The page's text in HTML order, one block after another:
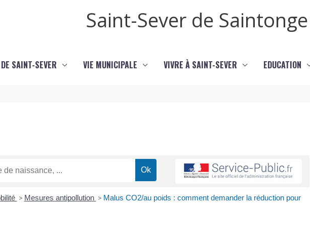
Saint-Sever de Saintonge
SAINT-SEVER VIE MUNICIPALE VIVRE À SAINT-SEVER EDUCATION
> Mesures antipollution > Malus CO2/au poids : comment demander la réduction pour